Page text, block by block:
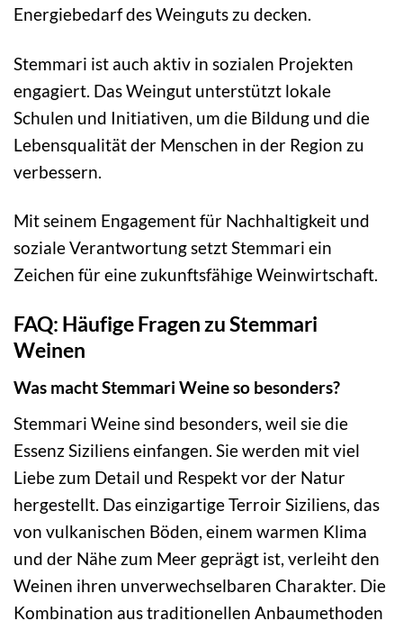
Energiebedarf des Weinguts zu decken.
Stemmari ist auch aktiv in sozialen Projekten
engagiert. Das Weingut unterstützt lokale
Schulen und Initiativen, um die Bildung und die
Lebensqualität der Menschen in der Region zu
verbessern.
Mit seinem Engagement für Nachhaltigkeit und
soziale Verantwortung setzt Stemmari ein
Zeichen für eine zukunftsfähige Weinwirtschaft.
FAQ: Häufige Fragen zu Stemmari
Weinen
Was macht Stemmari Weine so besonders?
Stemmari Weine sind besonders, weil sie die
Essenz Siziliens einfangen. Sie werden mit viel
Liebe zum Detail und Respekt vor der Natur
hergestellt. Das einzigartige Terroir Siziliens, das
von vulkanischen Böden, einem warmen Klima
und der Nähe zum Meer geprägt ist, verleiht den
Weinen ihren unverwechselbaren Charakter. Die
Kombination aus traditionellen Anbaumethoden